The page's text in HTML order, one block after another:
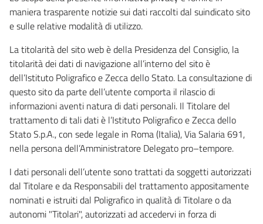
maniera trasparente notizie sui dati raccolti dal suindicato sito
e sulle relative modalità di utilizzo.
La titolarità del sito web è della Presidenza del Consiglio, la
titolarità dei dati di navigazione all’interno del sito è
dell’Istituto Poligrafico e Zecca dello Stato. La consultazione di
questo sito da parte dell’utente comporta il rilascio di
informazioni aventi natura di dati personali. Il Titolare del
trattamento di tali dati è l’Istituto Poligrafico e Zecca dello
Stato S.p.A., con sede legale in Roma (Italia), Via Salaria 691,
nella persona dell’Amministratore Delegato pro–tempore.
I dati personali dell’utente sono trattati da soggetti autorizzati
dal Titolare e da Responsabili del trattamento appositamente
nominati e istruiti dal Poligrafico in qualità di Titolare o da
autonomi "Titolari", autorizzati ad accedervi in forza di